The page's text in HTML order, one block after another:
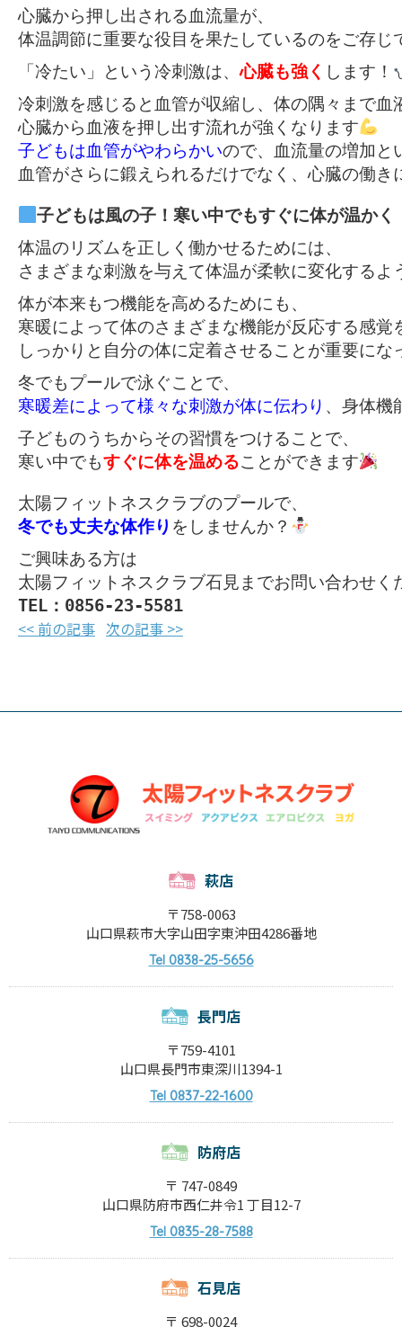
心臓から押し出される血流量が、
体温調節に重要な役目を果たしているのをご存じ
「冷たい」という冷刺激は、心臓も強く します！
冷刺激を感じると血管が収縮し、体の隅々まで血
心臓から血液を押し出す流れが強くなります
子どもは血管がやわらかいので、血流量の増加と
血管がさらに鍛えられるだけでなく、心臓の働き
体温のリズムを正しく働かせるためには、
さまざまな刺激を与えて体温が柔軟に変化する
体が本来もつ機能を高めるためにも、
寒暖によって体のさまざまな機能が反応する感覚
しっかりと自分の体に定着させることが重要にな
寒暖差によって様々な刺激が体に伝わり 、身体機
子どものうちからその習慣をつけることで、
寒い中でもすぐに体を温めることができます
冬でも丈夫な体作り をしませんか？
ご興味ある方は
太陽フィットネスクラブ石見までお問い合わせく
TEL：0856-23-5581
<< 前の記事 次の記事 >>
萩店
〒758-0063
山口県萩市大字山田字東沖田4286番地
Tel0838-25-5656
長門店
〒759-4101
山口県長門市東深川1394-1
Tel0837-22-1600
防府店
〒 747-0849
山口県防府市西仁井令1 丁目12-7
Tel0835-28-7588
石見店
〒 698-0024